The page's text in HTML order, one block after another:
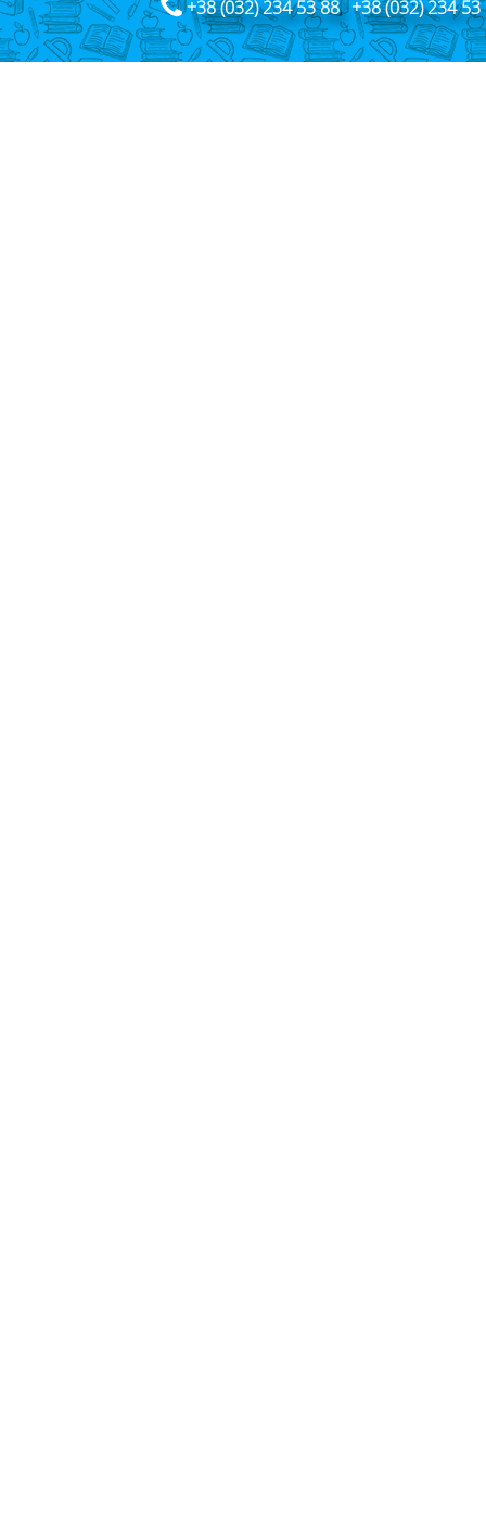
+38 (032) 234 53 88,+38 (032) 234 53